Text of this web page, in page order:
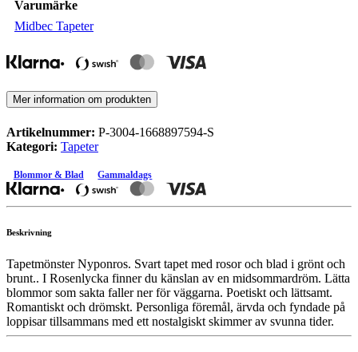
Varumärke
Midbec Tapeter
Mer information om produkten
Artikelnummer: P-3004-1668897594-S
Kategori: Tapeter
Blommor & Blad Gammaldags
Beskrivning
Tapetmönster Nyponros. Svart tapet med rosor och blad i grönt och
brunt.. I Rosenlycka finner du känslan av en midsommardröm. Lätta
blommor som sakta faller ner för väggarna. Poetiskt och lättsamt.
Romantiskt och drömskt. Personliga föremål, ärvda och fyndade på
loppisar tillsammans med ett nostalgiskt skimmer av svunna tider.